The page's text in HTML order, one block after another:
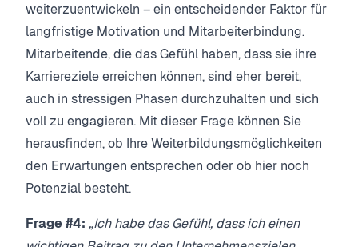
weiterzuentwickeln – ein entscheidender Faktor für
langfristige Motivation und Mitarbeiterbindung.
Mitarbeitende, die das Gefühl haben, dass sie ihre
Karriereziele erreichen können, sind eher bereit,
auch in stressigen Phasen durchzuhalten und sich
voll zu engagieren. Mit dieser Frage können Sie
herausfinden, ob Ihre Weiterbildungsmöglichkeiten
den Erwartungen entsprechen oder ob hier noch
Potenzial besteht.
Frage #4: „Ich habe das Gefühl, dass ich einen